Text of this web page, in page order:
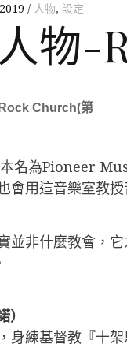
人物, 設定
物-
Church(第
名為Pioneer
會用這音樂室教授
並非什麼教會，
身練基督教『十